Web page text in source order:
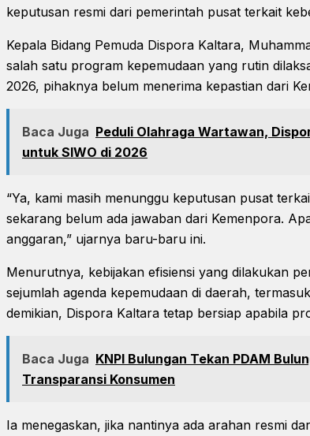
keputusan resmi dari pemerintah pusat terkait
Kepala Bidang Pemuda Dispora Kaltara,
salah satu program kepemudaan yang rutin
2026, pihaknya belum menerima kepastian dari
Baca Juga Peduli Olahraga Wartawan,
untuk SIWO di 2026
“Ya, kami masih menunggu keputusan pusat
sekarang belum ada jawaban dari Kemenpora.
anggaran,” ujarnya baru-baru ini.
Menurutnya, kebijakan efisiensi yang dilakukan
sejumlah agenda kepemudaan di daerah,
demikian, Dispora Kaltara tetap bersiap apabila
Baca Juga KNPI Bulungan Tekan PDAM
Transparansi Konsumen
Ia menegaskan, jika nantinya ada arahan resmi